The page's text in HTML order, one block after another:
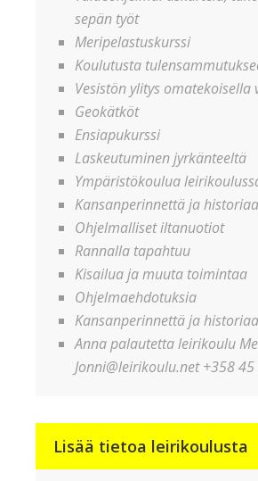
sepän työt
Meripelastuskurssi
Koulutusta
Vesistön ylitys omatekoisella
Geokätköt
Ensiapukurssi
Laskeutuminen jyrkänteeltä
Ympäristökoulua
Kansanperinnettä ja historiaa
Ohjelmalliset iltanuotiot
Rannalla tapahtuu
Kisailua ja muuta toimintaa
Ohjelmaehdotuksia
Kansanperinnettä ja historiaa
Anna palautetta leirikoulu
Jonni@leirikoulu.net +358
Lisää tietoa leirikoulusta